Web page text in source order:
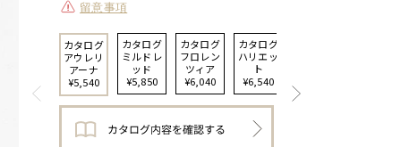
カタログ
アウレリ
アーナ
¥5,540
カタログ
ミルドレ
ッド
¥5,850
カタログ
フロレン
ツィア
¥6,040
カタログ
ハリエッ
ト
¥6,540
留意事項